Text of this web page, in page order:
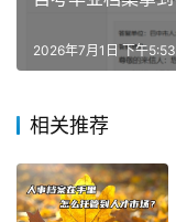
2026年7月1日 下午5:53
相关推荐